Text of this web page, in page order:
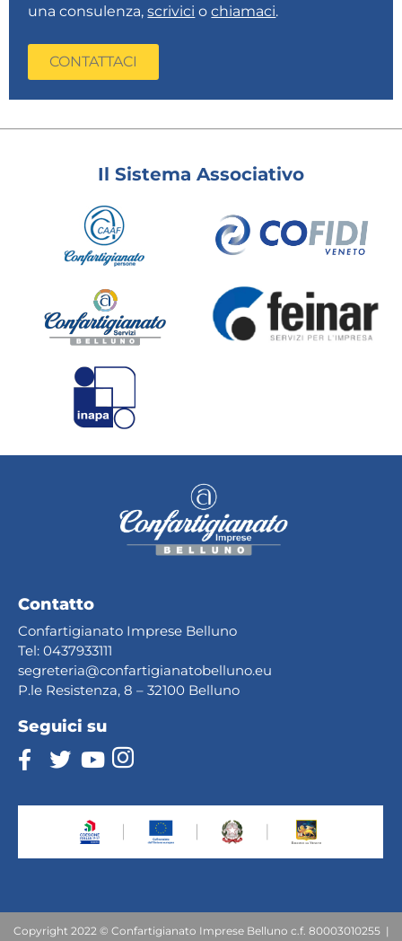
una consulenza,scrivici ochiamaci.
CONTATTACI
Il Sistema Associativo
Contatto
Confartigianato Imprese Belluno
Tel: 0437933111
segreteria@confartigianatobelluno.eu
P.le Resistenza, 8 – 32100 Belluno
Seguici su
Copyright 2022 © Confartigianato Imprese Belluno c.f. 80003010255 |